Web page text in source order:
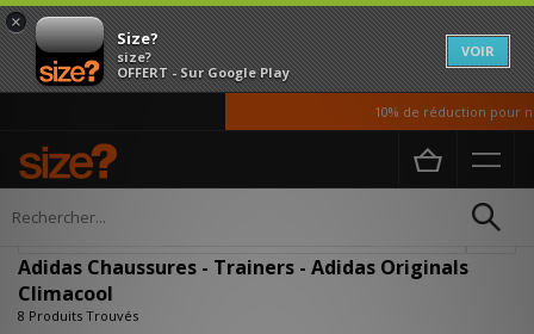
×
Size?
size?
OFFERT - Sur Google Play
VOIR
10% de réduction pour
Accueil Homme
Adidas Chaussures - Trainers - Adidas Originals
Climacool
8 Produits Trouvés